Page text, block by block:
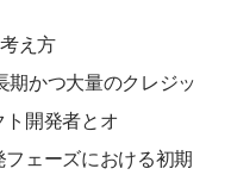
え方
期かつ大量のクレジッ
ト開発者とオ
ェーズにおける初期